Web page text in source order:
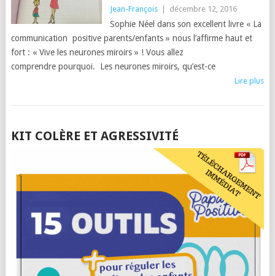
Jean-François décembre 12, 2016
Sophie Néel dans son excellent livre « La
communication positive parents/enfants » nous l’affirme haut et
fort : « Vive les neurones miroirs » ! Vous allez
comprendre pourquoi. Les neurones miroirs, qu’est-ce
Lire plus
POSTS
KIT COLÈRE ET AGRESSIVITÉ